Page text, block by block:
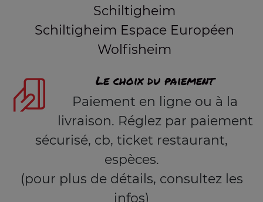
Schiltigheim
Schiltigheim Espace Européen
Wolfisheim
Le choix du paiement
Paiement en ligne ou à la
livraison. Réglez par paiement
sécurisé, cb, ticket restaurant,
espèces.
(pour plus de détails, consultez les
infos)